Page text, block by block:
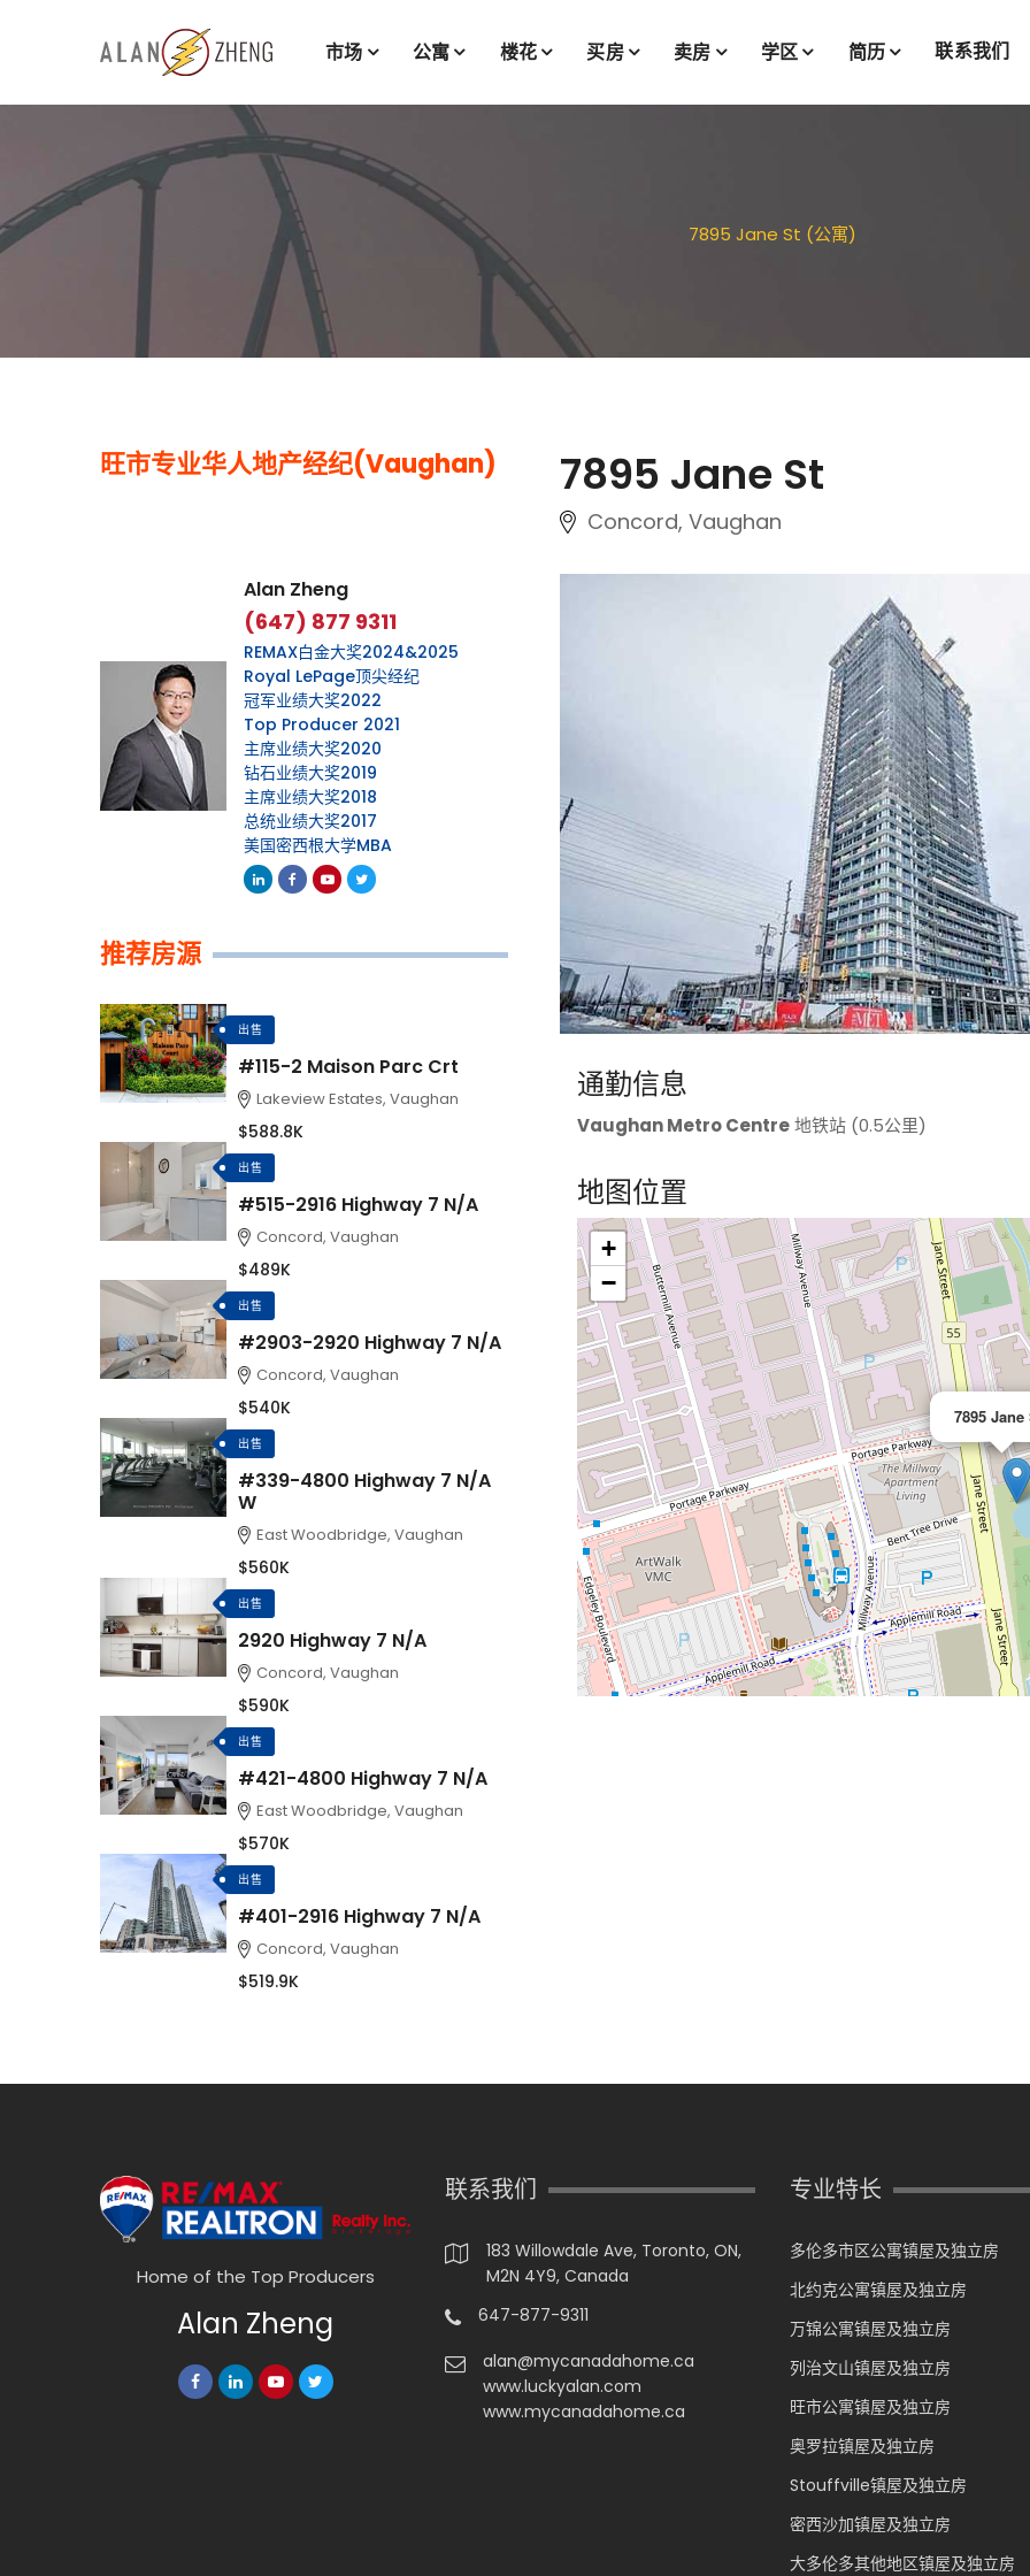
市场 公寓 楼花 买房 卖房 学区 简历 联系我们
7895 Jane St (公寓)
7895 Jane St
Concord, Vaughan
通勤信息
Vaughan Metro Centre地铁站 (0.5公里)
地图位置
>
7895 Jane
+
−
旺市专业华人地产经纪(Vaughan)
Alan Zheng
(647) 877 9311
REMAX白金大奖2024&2025
Royal LePage顶尖经纪
冠军业绩大奖2022
Top Producer 2021
主席业绩大奖2020
钻石业绩大奖2019
主席业绩大奖2018
总统业绩大奖2017
美国密西根大学MBA
推荐房源
出售
#115-2 Maison Parc Crt
Lakeview Estates, Vaughan
$588.8K
出售
#515-2916 Highway 7 N/A
Concord, Vaughan
$489K
出售
#2903-2920 Highway 7 N/A
Concord, Vaughan
$540K
出售
#339-4800 Highway 7 N/A
W
East Woodbridge, Vaughan
$560K
出售
2920 Highway 7 N/A
Concord, Vaughan
$590K
出售
#421-4800 Highway 7 N/A
East Woodbridge, Vaughan
$570K
出售
#401-2916 Highway 7 N/A
Concord, Vaughan
$519.9K
Home of the Top Producers
Alan Zheng
联系我们
183 Willowdale Ave, Toronto, ON,
M2N 4Y9, Canada
647-877-9311
alan@mycanadahome.ca
www.luckyalan.com
www.mycanadahome.ca
专业特长
多伦多市区公寓镇屋及独立房
北约克公寓镇屋及独立房
万锦公寓镇屋及独立房
列治文山镇屋及独立房
旺市公寓镇屋及独立房
奥罗拉镇屋及独立房
Stouffville镇屋及独立房
密西沙加镇屋及独立房
大多伦多其他地区镇屋及独立房